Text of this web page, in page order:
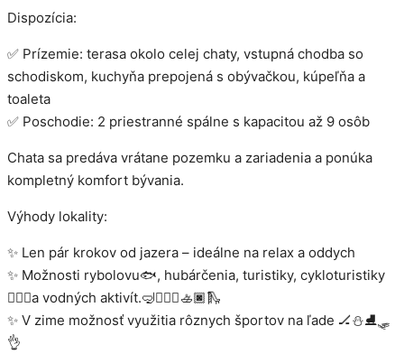
Dispozícia:
✅ Prízemie: terasa okolo celej chaty, vstupná chodba so
schodiskom, kuchyňa prepojená s obývačkou, kúpeľňa a
toaleta
✅ Poschodie: 2 priestranné spálne s kapacitou až 9 osôb
Chata sa predáva vrátane pozemku a zariadenia a ponúka
kompletný komfort bývania.
Výhody lokality:
✨ Len pár krokov od jazera – ideálne na relax a oddych
✨ Možnosti rybolovu🐟, hubárčenia, turistiky, cykloturistiky
🚴🏾‍♀️a vodných aktivít.🤿🏄🏽‍♂️🚣🏿🛝
✨ V zime možnosť využitia rôznych športov na ľade 🏒⛄️⛸️🛷
👌